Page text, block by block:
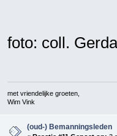
foto: coll.
met vriendelijke groeten,
Wim Vink
(oud-) Bemanningsleden